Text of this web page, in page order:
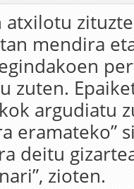
atxilotu
mendira
zuten.
argudiatu
eramateko”
deitu
zioten.